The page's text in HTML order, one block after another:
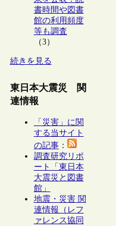
書時間や図書
館の利用頻度
等も調査
（3）
続きを見る
東日本大震災 関
連情報
「災害」に関
する当サイト
の記事：
調査研究リポ
ート「東日本
大震災と図書
館」
地震・災害 関
連情報（レフ
ァレンス協同